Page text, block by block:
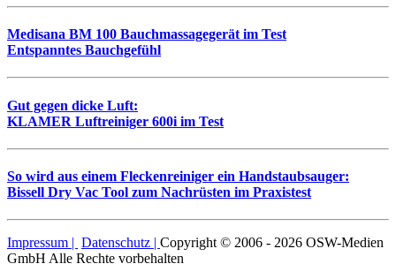
Medisana BM 100 Bauchmassagegerät im Test
Entspanntes Bauchgefühl
Gut gegen dicke Luft:
KLAMER Luftreiniger 600i im Test
So wird aus einem Fleckenreiniger ein Handstaubsauger:
Bissell Dry Vac Tool zum Nachrüsten im Praxistest
Impressum | Datenschutz | Copyright © 2006 - 2026 OSW-Medien
GmbH Alle Rechte vorbehalten